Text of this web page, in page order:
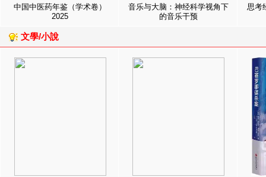
中国中医药年鉴（学术卷）
2025
音乐与大脑：神经科学视角下
的音乐干预
思考
文學/小說